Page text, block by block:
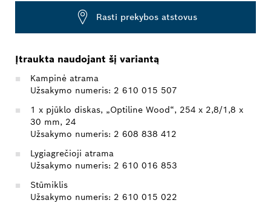
Rasti prekybos atstovus
Įtraukta naudojant šį variantą
Kampinė atrama
Užsakymo numeris: 2 610 015 507
1 x pjūklo diskas, „Optiline Wood“, 254 x 2,8/1,8 x
30 mm, 24
Užsakymo numeris: 2 608 838 412
Lygiagrečioji atrama
Užsakymo numeris: 2 610 016 853
Stūmiklis
Užsakymo numeris: 2 610 015 022